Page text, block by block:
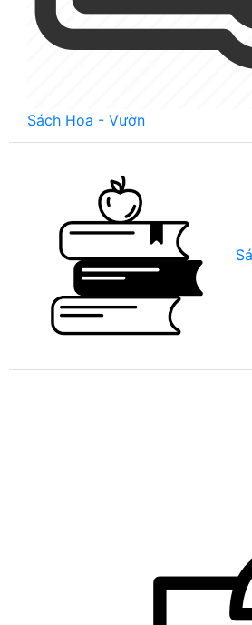
Sách Hoa - Vườn